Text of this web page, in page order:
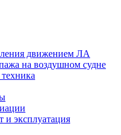
движением ЛА
на воздушном судне
и эксплуатация